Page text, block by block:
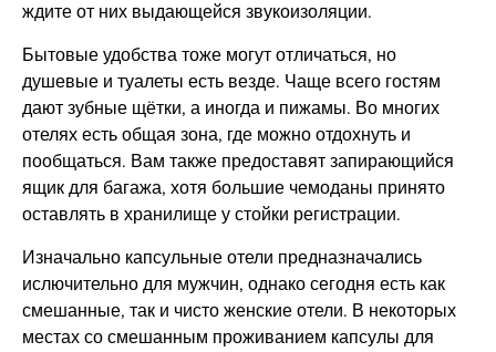
ждите от них выдающейся звукоизоляции.
Бытовые удобства тоже могут отличаться, но
душевые и туалеты есть везде. Чаще всего гостям
дают зубные щётки, а иногда и пижамы. Во многих
отелях есть общая зона, где можно отдохнуть и
пообщаться. Вам также предоставят запирающийся
ящик для багажа, хотя большие чемоданы принято
оставлять в хранилище у стойки регистрации.
Изначально капсульные отели предназначались
ислючительно для мужчин, однако сегодня есть как
смешанные, так и чисто женские отели. В некоторых
местах со смешанным проживанием капсулы для